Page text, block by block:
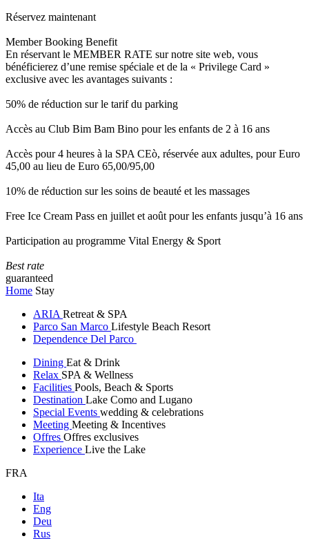
Réservez maintenant
Member Booking Benefit
En réservant le MEMBER RATE sur notre site web, vous
bénéficierez d’une remise spéciale et de la « Privilege Card »
exclusive avec les avantages suivants :
50% de réduction sur le tarif du parking
Accès au Club Bim Bam Bino pour les enfants de 2 à 16 ans
Accès pour 4 heures à la SPA CEò, réservée aux adultes, pour Euro
45,00 au lieu de Euro 65,00/95,00
10% de réduction sur les soins de beauté et les massages
Free Ice Cream Pass en juillet et août pour les enfants jusqu’à 16 ans
Participation au programme Vital Energy & Sport
Best rate
guaranteed
Home Stay
ARIA Retreat & SPA
Parco San Marco Lifestyle Beach Resort
Dependence Del Parco
Dining Eat & Drink
Relax SPA & Wellness
Facilities Pools, Beach & Sports
Destination Lake Como and Lugano
Special Events wedding & celebrations
Meeting Meeting & Incentives
Offres Offres exclusives
Experience Live the Lake
FRA
Ita
Eng
Deu
Rus